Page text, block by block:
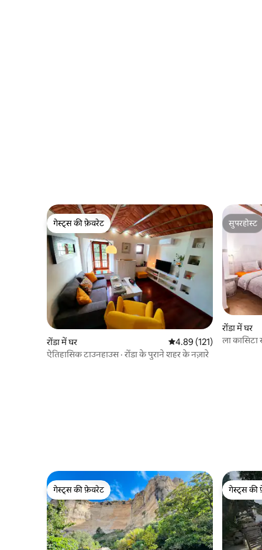
गेस्ट्स की फ़ेवरेट
गेस्ट्स की फ़ेवरेट
रोंडा में घर औसत रेटिंग 5 में से 4.89, 121
4.89 (121)
ऐतिहासिक टाउनहाउस · रोंडा के पुराने शहर के नज़ारे
सुपरहोस्ट
सुपरहोस्ट
रोंडा में घर
ला कासिटा
गेस्ट्स की फ़ेवरेट
गेस्ट्स की फ़ेवरेट
गेस्ट्स की
गेस्ट्स की